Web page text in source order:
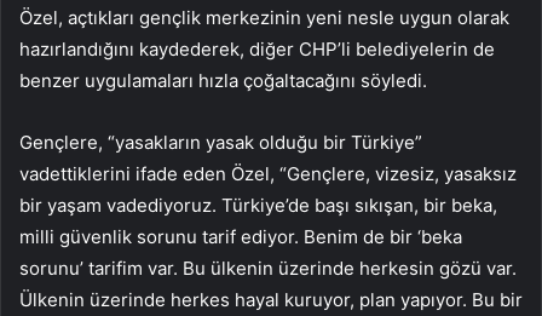
Özel, açtıkları gençlik merkezinin yeni nesle uygun olarak
hazırlandığını kaydederek, diğer CHP’li belediyelerin de
benzer uygulamaları hızla çoğaltacağını söyledi.
Gençlere, “yasakların yasak olduğu bir Türkiye”
vadettiklerini ifade eden Özel, “Gençlere, vizesiz, yasaksız
bir yaşam vadediyoruz. Türkiye’de başı sıkışan, bir beka,
milli güvenlik sorunu tarif ediyor. Benim de bir ‘beka
sorunu’ tarifim var. Bu ülkenin üzerinde herkesin gözü var.
Ülkenin üzerinde herkes hayal kuruyor, plan yapıyor. Bu bir